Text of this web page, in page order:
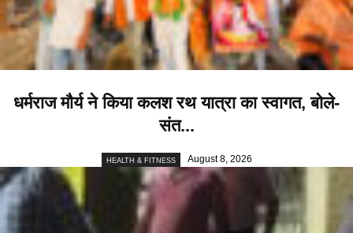
धर्मराज मौर्य ने किया कलश रथ यात्रा का स्वागत, बोले-
संत...
HEALTH & FITNESS August 8, 2026